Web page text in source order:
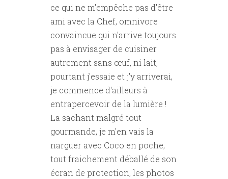
ce qui ne m'empêche pas d'être
ami avec la Chef, omnivore
convaincue qui n'arrive toujours
pas à envisager de cuisiner
autrement sans œuf, ni lait,
pourtant j'essaie et j'y arriverai,
je commence d'ailleurs à
entrapercevoir de la lumière !
La sachant malgré tout
gourmande, je m'en vais la
narguer avec Coco en poche,
tout fraichement déballé de son
écran de protection, les photos